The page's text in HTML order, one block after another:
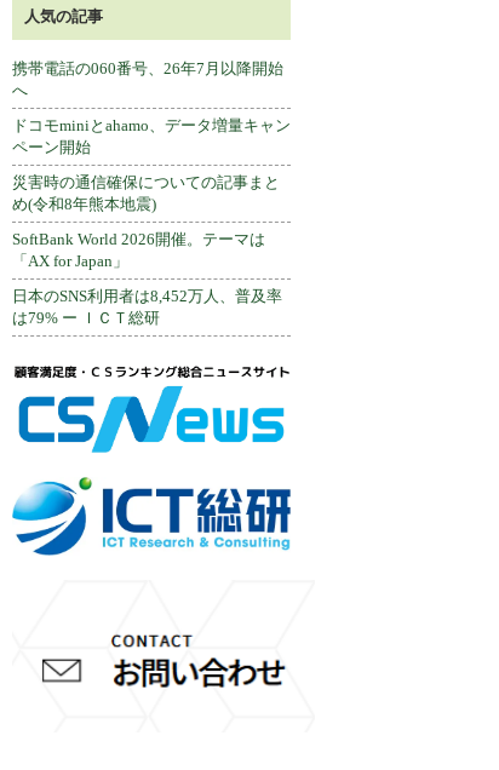
人気の記事
携帯電話の060番号、26年7月以降開始
へ
ドコモminiとahamo、データ増量キャン
ペーン開始
災害時の通信確保についての記事まと
め(令和8年熊本地震)
SoftBank World 2026開催。テーマは
「AX for Japan」
日本のSNS利用者は8,452万人、普及率
は79% ー ＩＣＴ総研